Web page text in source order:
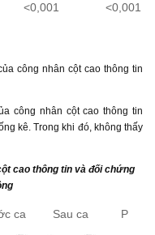
<0,001 <0,001
công nhân cột cao thông tin
công nhân cột cao thông tin
kê. Trong khi đó, không thấy
cao thông tin và đối chứng
ca Sau ca P